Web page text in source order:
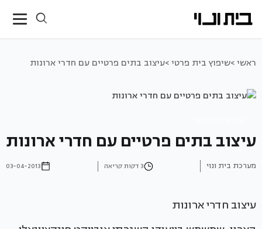
ראשי >שיפוץ בית פרטי >עיצוב בתים פרטיים עם חדרי ארונות
עיצוב בתים פרטיים עם חדרי ארונות
מערכת בית ונוי 3 דקות קריאה 03-04-2013
עיצוב חדרי ארונות